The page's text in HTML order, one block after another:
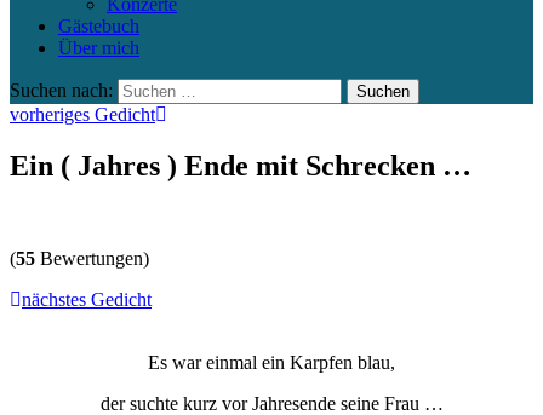
Gästebuch
Über mich
Suchen nach:
vorheriges Gedicht
Ein ( Jahres ) Ende mit Schrecken …
(55 Bewertungen)
nächstes Gedicht
Es war einmal ein Karpfen blau,
der suchte kurz vor Jahresende seine Frau …